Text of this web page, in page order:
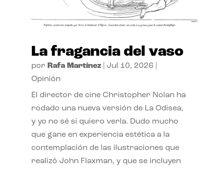
La fragancia del vaso
por Rafa Martínez| Jul 10, 2026
Opinión
El director de cine Christopher Nolan ha
rodado una nueva versión de La Odisea,
y yo no sé si quiero verla. Dudo mucho
que gane en experiencia estética a la
contemplación de las ilustraciones que
realizó John Flaxman, y que se incluyen